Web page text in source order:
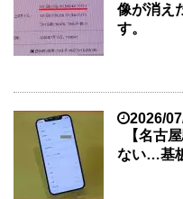
像が消え
す。
2026/
【名古
ない…基